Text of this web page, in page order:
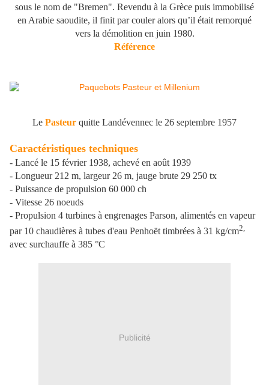
sous le nom de "Bremen". Revendu à la Grèce puis immobilisé
en Arabie saoudite, il finit par couler alors qu’il était remorqué
vers la démolition en juin 1980.
Référence
Le Pasteur quitte Landévennec le 26 septembre 1957
Caractéristiques techniques
- Lancé le 15 février 1938, achevé en août 1939
- Longueur 212 m, largeur 26 m, jauge brute 29 250 tx
- Puissance de propulsion 60 000 ch
- Vitesse 26 noeuds
- Propulsion 4 turbines à engrenages Parson, alimentés en vapeur
par 10 chaudières à tubes d'eau Penhoët timbrées à 31 kg/cm2,
avec surchauffe à 385 °C
Publicité